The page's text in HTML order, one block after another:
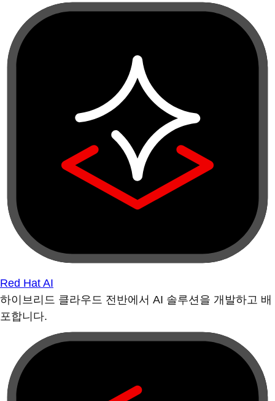
Red Hat AI
하이브리드 클라우드 전반에서 AI 솔루션을 개발하고 배
포합니다.